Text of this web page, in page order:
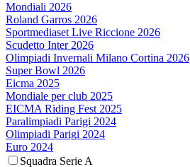
Mondiali 2026
Roland Garros 2026
Sportmediaset Live Riccione 2026
Scudetto Inter 2026
Olimpiadi Invernali Milano Cortina 2026
Super Bowl 2026
Eicma 2025
Mondiale per club 2025
EICMA Riding Fest 2025
Paralimpiadi Parigi 2024
Olimpiadi Parigi 2024
Euro 2024
Squadra Serie A